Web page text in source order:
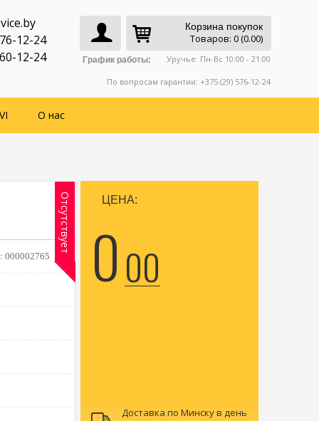
Корзина покупок
Товаров: 0 (0.00)
График работы: Уручье: Пн-Вс 10:00 - 21:00
По вопросам гарантии: +375 (29) 576-12-24
12-24
12-24
О нас
000002765
Отсутствует ЦЕНА:
000
Доставка по Минску в день